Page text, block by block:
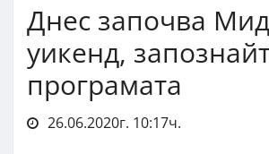
Днес започва
уикенд,
програмата
26.06.2020г. 10:17ч.